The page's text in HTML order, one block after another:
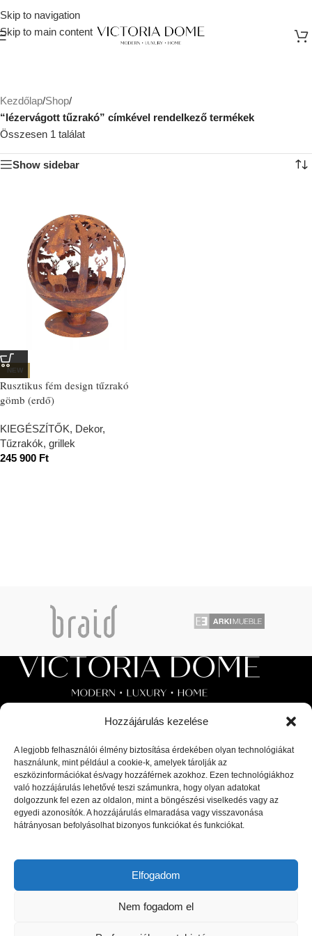
Hozzájárulás kezelése
A legjobb felhasználói élmény biztosítása érdekében olyan technológiákat
használunk, mint például a cookie-k, amelyek tárolják az
eszközinformációkat és/vagy hozzáférnek azokhoz. Ezen technológiákhoz
való hozzájárulás lehetővé teszi számunkra, hogy olyan adatokat
dolgozzunk fel ezen az oldalon, mint a böngészési viselkedés vagy az
egyedi azonosítók. A hozzájárulás elmaradása vagy visszavonása
hátrányosan befolyásolhat bizonyos funkciókat és funkciókat.
Elfogadom
Nem fogadom el
Skip to navigation
Skip to main content
Kezdőlap/Shop/
“lézervágott tűzrakó” címkével rendelkező termékek
Összesen 1 találat
Show sidebar
NEW
Rusztikus fém design tűzrakó
gömb (erdő)
KIEGÉSZÍTŐK, Dekor,
Tűzrakók, grillek
245 900 Ft
Luxus beltéri és kültéri bútorok, valamint magas minőségű
kiegészítők a lakberendezési piac legnagyobb kiválóságaitól: olasz,
spanyol, portugál és skandináv dizájnerek díjnyertes termékei, a
legfrissebb trendeket követő bútorok és designer dekor tárgyak.
Telefon: +36 30 8 177 177
Email: hello@victoriadome.com